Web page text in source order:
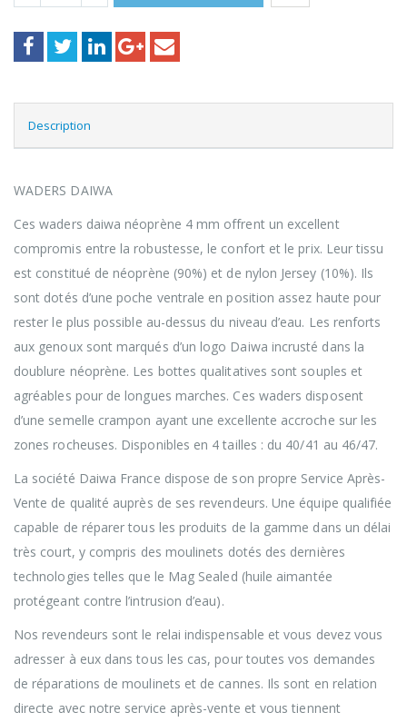
Description
WADERS DAIWA
Ces waders daiwa néoprène 4 mm offrent un excellent
compromis entre la robustesse, le confort et le prix. Leur tissu
est constitué de néoprène (90%) et de nylon Jersey (10%). Ils
sont dotés d’une poche ventrale en position assez haute pour
rester le plus possible au-dessus du niveau d’eau. Les renforts
aux genoux sont marqués d’un logo Daiwa incrusté dans la
doublure néoprène. Les bottes qualitatives sont souples et
agréables pour de longues marches. Ces waders disposent
d’une semelle crampon ayant une excellente accroche sur les
zones rocheuses. Disponibles en 4 tailles : du 40/41 au 46/47.
La société Daiwa France dispose de son propre Service Après-
Vente de qualité auprès de ses revendeurs. Une équipe qualifiée
capable de réparer tous les produits de la gamme dans un délai
très court, y compris des moulinets dotés des dernières
technologies telles que le Mag Sealed (huile aimantée
protégeant contre l’intrusion d’eau).
Nos revendeurs sont le relai indispensable et vous devez vous
adresser à eux dans tous les cas, pour toutes vos demandes
de réparations de moulinets et de cannes. Ils sont en relation
directe avec notre service après-vente et vous tiennent